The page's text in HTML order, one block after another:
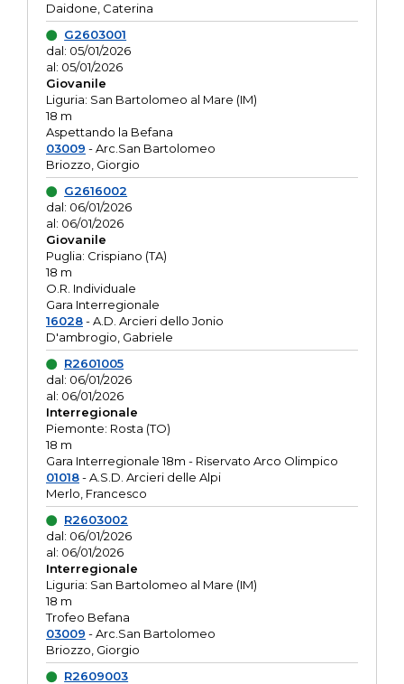
Daidone, Caterina
G2603001
dal: 05/01/2026
al: 05/01/2026
Giovanile
Liguria: San Bartolomeo al Mare (IM)
18 m
Aspettando la Befana
03009 - Arc.San Bartolomeo
Briozzo, Giorgio
G2616002
dal: 06/01/2026
al: 06/01/2026
Giovanile
Puglia: Crispiano (TA)
18 m
O.R. Individuale
Gara Interregionale
16028- A.D. Arcieri dello Jonio
D'ambrogio, Gabriele
R2601005
dal: 06/01/2026
al: 06/01/2026
Interregionale
Piemonte: Rosta (TO)
18 m
Gara Interregionale 18m - Riservato Arco Olimpico
01018- A.S.D. Arcieri delle Alpi
Merlo, Francesco
R2603002
dal: 06/01/2026
al: 06/01/2026
Interregionale
Liguria: San Bartolomeo al Mare (IM)
18 m
Trofeo Befana
03009 - Arc.San Bartolomeo
Briozzo, Giorgio
R2609003